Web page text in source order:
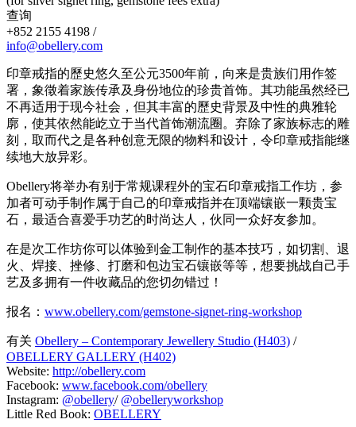
查询
+852 2155 4198 /
info@obellery.com
印章戒指的歷史悠久至公元3500年前，向来是贵族们用作签
署，象徵着家族传承及身份地位的珍贵首饰。其功能虽然经已
不再适用于现今社会，但其丰富的歷史背景及中性的典雅轮
廓，使其依然能屹立于当代首饰潮流圈。弃除了家族标志的雕
刻，取而代之是各种创意无限的物料和设计，令印章戒指能继
续地大放异彩。
Obellery将举办有别于常规课程外的宝石印章戒指工作坊，参
加者可动手制作属于自己的印章戒指并在顶端镶嵌一颗贵宝
石，最适合喜爱手功艺的时尚达人，伙同一众好友参加。
在是次工作坊你可以体验到金工制作的基本技巧，如切割、退
火、焊接、挫修、打磨和包边宝石镶嵌等等，想要挑战自己手
艺及多拥有一件收藏品的您切勿错过！
报名： www.obellery.com/gemstone-signet-ring-workshop
有关 Obellery – Contemporary Jewellery Studio (H403) /
OBELLERY GALLERY (H402)
Website: http://obellery.com
Facebook: www.facebook.com/obellery
Instagram: @obellery/ @obelleryworkshop
Little Red Book: OBELLERY